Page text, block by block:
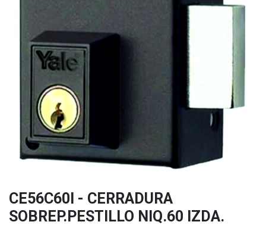
CE56C60I - CERRADURA
SOBREP.PESTILLO NIQ.60 IZDA.